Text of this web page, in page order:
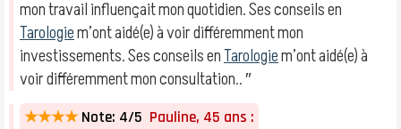
mon travail influençait mon quotidien. Ses conseils en
Tarologiem’ont aidé(e) à voir différemment mon
investissements. Ses conseils enTarologiem’ont aidé(e) à
voir différemment mon consultation.. ″
★★★★ Note: 4/5 Pauline, 45 ans :